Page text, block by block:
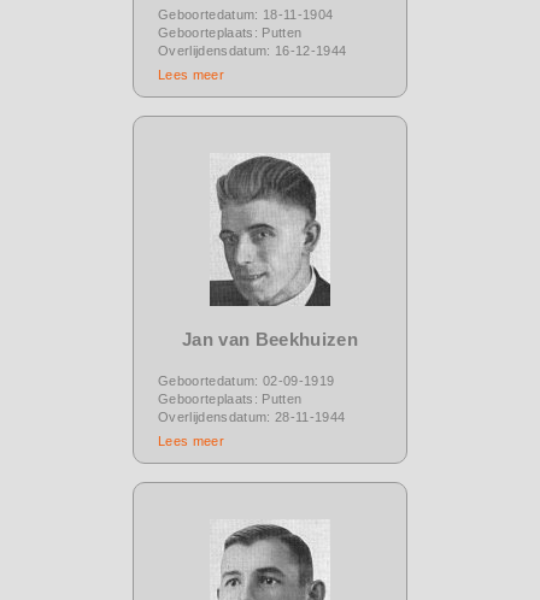
Geboortedatum: 18-11-1904
Geboorteplaats: Putten
Overlijdensdatum: 16-12-1944
Lees meer
Jan van Beekhuizen
Geboortedatum: 02-09-1919
Geboorteplaats: Putten
Overlijdensdatum: 28-11-1944
Lees meer